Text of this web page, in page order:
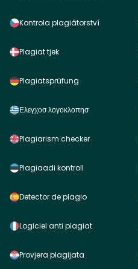
Kontrola plagiátorství
Plagiat tjek
Plagiatsprüfung
Ελεγχοσ λογοκλοπησ
Plagiarism checker
Plagiaadi kontroll
Detector de plagio
Logiciel anti plagiat
Provjera plagijata